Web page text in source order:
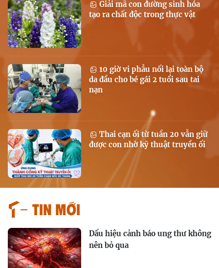
Giải mã con đường sinh hóa
tạo ra chất độc trong thực vật
10 giờ vi phẫu nối lại toàn bộ
da đầu cho bé gái 2 tuổi sau tai
nạn
Thai cạn ối từ tuần 20 vẫn giữ
được con nhờ kỹ thuật truyền ối
Tin mới
Dấu hiệu cảnh báo ung thư không
nên bỏ qua